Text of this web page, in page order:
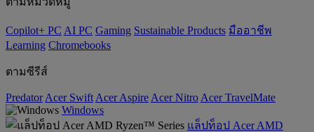
Copilot+ PC AI PC Gaming ‌Sustainable Products มืออาชีพ
‌Learning Chromebooks
ตามซีรีส์
Predator Acer Swift Acer Aspire Acer Nitro Acer TravelMate
Windows
แล็ปท็อป Acer AMD